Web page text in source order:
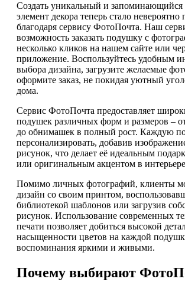
Создать уникальный и запоминающийся
элемент декора теперь стало невероятно
благодаря сервису ФотоПочта. Наш
возможность заказать подушку с
несколько кликов на нашем сайте или
приложение. Воспользуйтесь удобным
выбора дизайна, загрузите желаемые
оформите заказ, не покидая уютный
дома.
Сервис ФотоПочта предоставляет
подушек различных форм и размеров –
до обнимашек в полный рост. Каждую
персонализировать, добавив
рисунок, что делает её идеальным
или оригинальным акцентом в
Помимо личных фотографий, клиенты
дизайн со своим принтом,
библиотекой шаблонов или загрузив
рисунок. Использование современных
печати позволяет добиться высокой
насыщенности цветов на каждой
воспоминания яркими и живыми.
Почему выбирают